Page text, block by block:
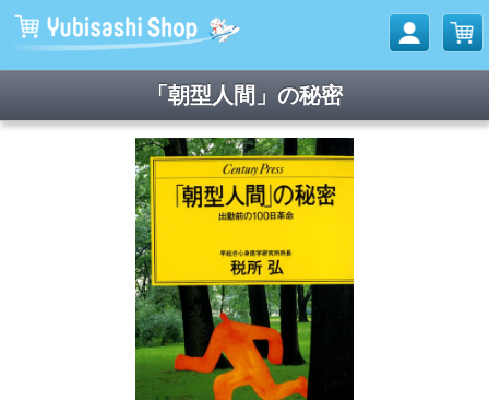
「朝型人間」の秘密